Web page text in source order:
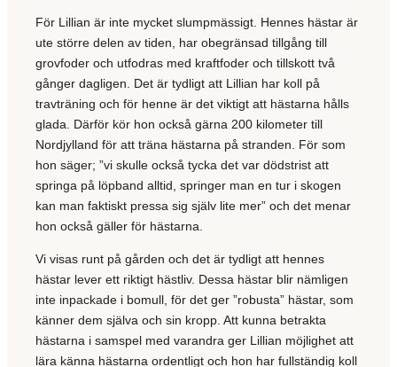
För Lillian är inte mycket slumpmässigt. Hennes hästar är
ute större delen av tiden, har obegränsad tillgång till
grovfoder och utfodras med kraftfoder och tillskott två
gånger dagligen. Det är tydligt att Lillian har koll på
travträning och för henne är det viktigt att hästarna hålls
glada. Därför kör hon också gärna 200 kilometer till
Nordjylland för att träna hästarna på stranden. För som
hon säger; ”vi skulle också tycka det var dödstrist att
springa på löpband alltid, springer man en tur i skogen
kan man faktiskt pressa sig själv lite mer” och det menar
hon också gäller för hästarna.
Vi visas runt på gården och det är tydligt att hennes
hästar lever ett riktigt hästliv. Dessa hästar blir nämligen
inte inpackade i bomull, för det ger ”robusta” hästar, som
känner dem själva och sin kropp. Att kunna betrakta
hästarna i samspel med varandra ger Lillian möjlighet att
lära känna hästarna ordentligt och hon har fullständig koll